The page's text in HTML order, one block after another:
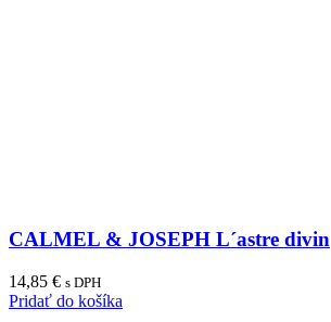
CALMEL & JOSEPH L´astre divin
14,85 € s DPH
Pridať do košíka